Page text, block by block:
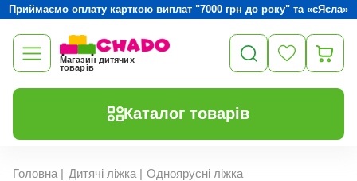
Приймаємо оплату карткою виплат "7000 грн до року" та «єЯсла»
Магазин дитячих
товарів
Каталог товарів
Головна | Дитячі ліжка| Одноярусні ліжка